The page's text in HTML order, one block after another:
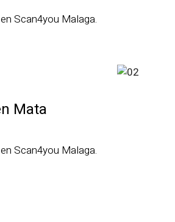
Scan4you Malaga.
Mata
Scan4you Malaga.